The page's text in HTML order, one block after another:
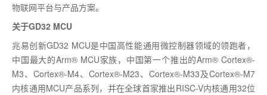
物联网平台与产品方案。
关于GD32 MCU
兆易创新GD32 MCU是中国高性能通用微控制器领域的领跑者，
中国最大的Arm® MCU家族，中国第一个推出的Arm® Cortex®-
M3、Cortex®-M4、Cortex®-M23、Cortex®-M33及Cortex®-M7
内核通用MCU产品系列，并在全球首家推出RISC-V内核通用32位